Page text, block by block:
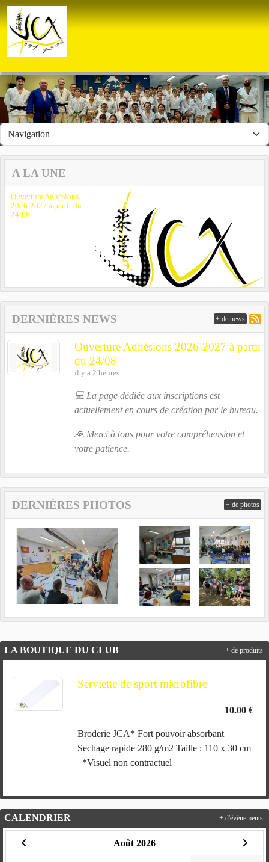
A LA UNE
Ouverture Adhésions
2026-2027 à partir du
24/08
DERNIÈRES NEWS
Ouverture Adhésions 2026-2027 à partir
du 24/08
il y a 2 heures
💻 La page dédiée aux inscriptions est
actuellement en cours de création par le bureau.
🙏 Merci à tous pour votre compréhension et
votre patience.
+ de news
DERNIÈRES PHOTOS + de photos
LA BOUTIQUE DU CLUB
Serviette de sport microfibre
10.00 €
Broderie JCA* Fort pouvoir absorbant
Sechage rapide 280 g/m2 Taille : 110 x 30 cm
*Visuel non contractuel
+ de produits
CALENDRIER
Août 2026
+ d'évènements
Panneau de gestion des cookies